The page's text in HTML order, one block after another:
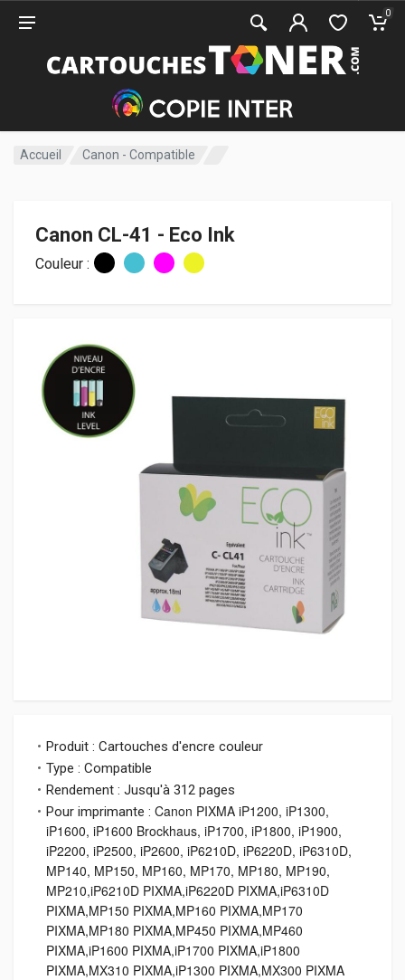
0
Accueil Canon - Compatible
Canon CL-41 - Eco Ink
Couleur :
Produit : Cartouches d'encre couleur
Type : Compatible
Rendement : Jusqu'à 312 pages
Pour imprimante : Canon PIXMA iP1200, iP1300,
iP1600, iP1600 Brockhaus, iP1700, iP1800, iP1900,
iP2200, iP2500, iP2600, iP6210D, iP6220D, iP6310D,
MP140, MP150, MP160, MP170, MP180, MP190,
MP210,iP6210D PIXMA,iP6220D PIXMA,iP6310D
PIXMA,MP150 PIXMA,MP160 PIXMA,MP170
PIXMA,MP180 PIXMA,MP450 PIXMA,MP460
PIXMA,iP1600 PIXMA,iP1700 PIXMA,iP1800
PIXMA,MX310 PIXMA,iP1300 PIXMA,MX300 PIXMA